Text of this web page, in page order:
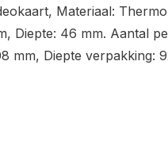
Materiaal:
Diepte: 46 mm. Aantal
mm, Diepte verpakking: